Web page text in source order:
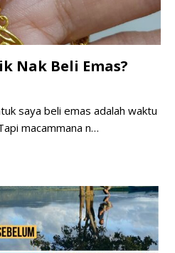
Nak Beli Emas?
saya beli emas adalah waktu
macammana n…